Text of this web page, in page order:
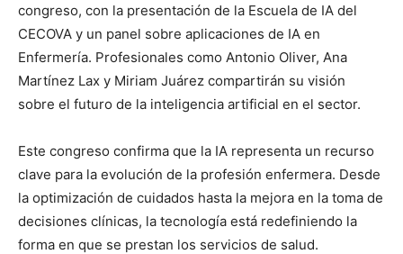
congreso, con la presentación de la Escuela de IA del
CECOVA y un panel sobre aplicaciones de IA en
Enfermería. Profesionales como Antonio Oliver, Ana
Martínez Lax y Miriam Juárez compartirán su visión
sobre el futuro de la inteligencia artificial en el sector.
Este congreso confirma que la IA representa un recurso
clave para la evolución de la profesión enfermera. Desde
la optimización de cuidados hasta la mejora en la toma de
decisiones clínicas, la tecnología está redefiniendo la
forma en que se prestan los servicios de salud.